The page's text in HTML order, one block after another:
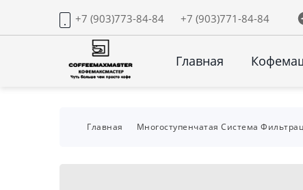
+7 (903)773-84-84 +7 (903)771-84-84
Главная
Главная Многоступенчатая Система